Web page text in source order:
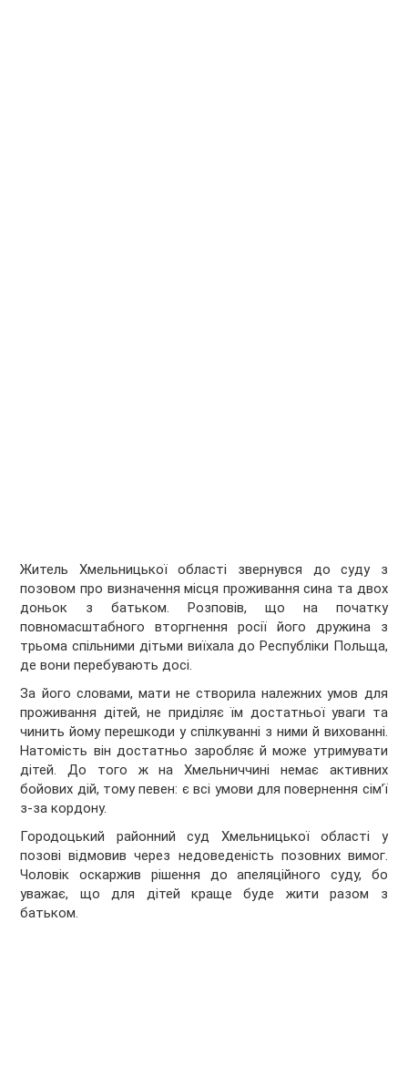
Житель Хмельницької області звернувся до суду з
позовом про визначення місця проживання сина та двох
доньок з батьком. Розповів, що на початку
повномасштабного вторгнення росії його дружина з
трьома спільними дітьми виїхала до Республіки Польща,
де вони перебувають досі.
За його словами, мати не створила належних умов для
проживання дітей, не приділяє їм достатньої уваги та
чинить йому перешкоди у спілкуванні з ними й вихованні.
Натомість він достатньо заробляє й може утримувати
дітей. До того ж на Хмельниччині немає активних
бойових дій, тому певен: є всі умови для повернення сім’ї
з-за кордону.
Городоцький районний суд Хмельницької області у
позові відмовив через недоведеність позовних вимог.
Чоловік оскаржив рішення до апеляційного суду, бо
уважає, що для дітей краще буде жити разом з
батьком.